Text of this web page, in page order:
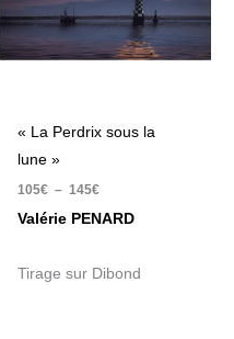
« La Perdrix sous la
lune »
105€ – 145€
Valérie PENARD
Tirage sur Dibond